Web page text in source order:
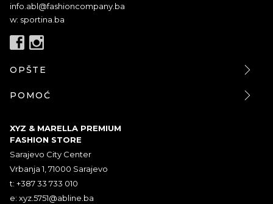
info.abl@fashioncompany.ba
w: sportina.ba
OPŠTE
POMOĆ
XYZ & MARELLA PREMIUM
FASHION STORE
Sarajevo City Center
Vrbanja 1, 71000 Sarajevo
t: +387 33 733 010
e: xyz.5751@abline.ba